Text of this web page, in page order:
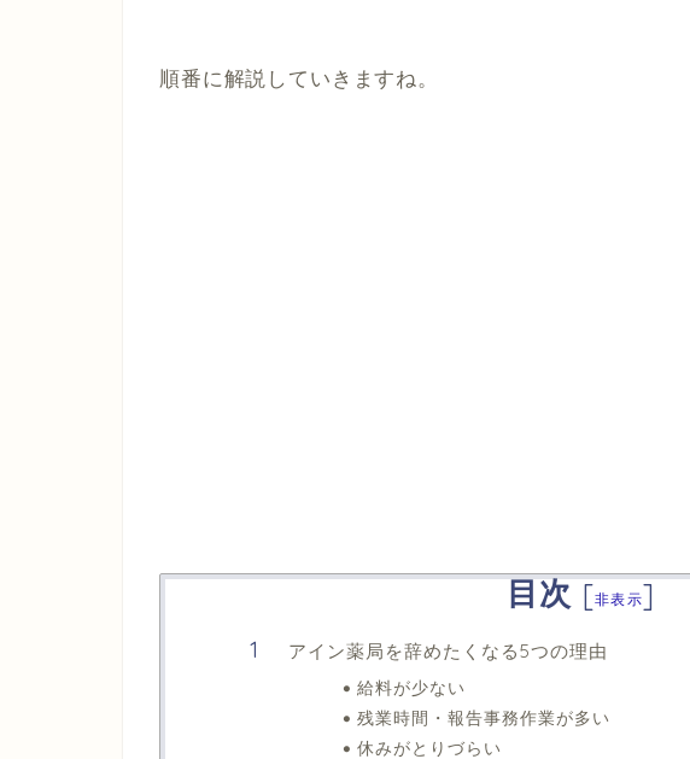
順番に解説していきますね。
目次 [非表示]
アイン薬局を辞めたくなる5つの理由
給料が少ない
残業時間・報告事務作業が多い
休みがとりづらい